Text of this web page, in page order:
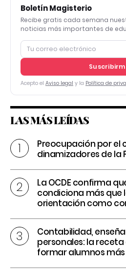
Boletín Magisterio
Recibe gratis cada semana
noticias más importantes de
Acepto el Aviso legal y la Política de
LAS MÁS LEÍDAS
Preocupación por el
dinamizadores de la
La OCDE confirma
condiciona más que
orientación como
Contabilidad,
personales: la
formar alumnos